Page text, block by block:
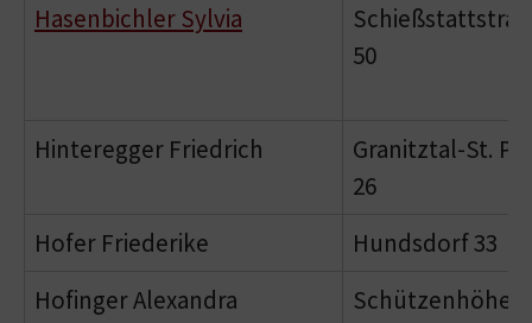
Hasenbichler Sylvia
50
Hinteregger Friedrich
Granitztal-St.
26
Hofer Friederike
Hundsdorf 33
Hofinger Alexandra
Schützenhöhe 7